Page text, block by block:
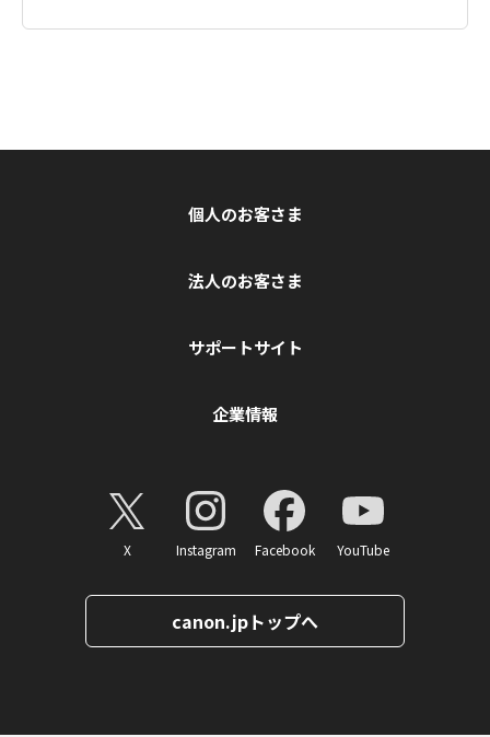
個人のお客さま
法人のお客さま
サポートサイト
企業情報
X Instagram Facebook YouTube
canon.jpトップへ